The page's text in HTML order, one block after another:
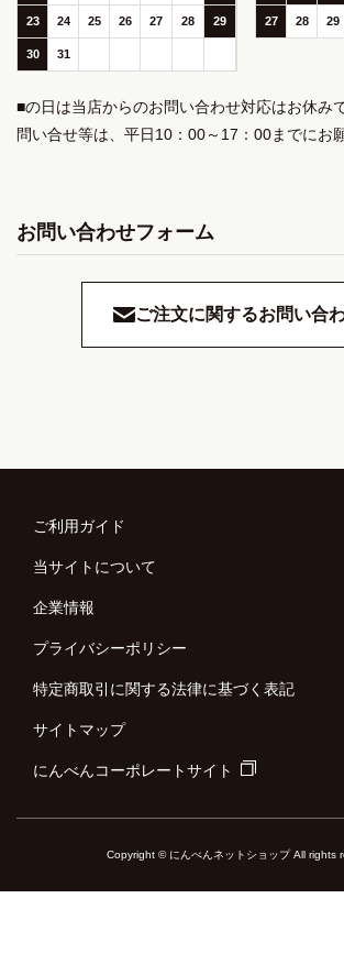
23 24 25 26 27 28 29
30 31
27 28 29
■の日は当店からのお問い合わせ対応はお休み
問い合せ等は、平日10：00～17：00までにお
お問い合わせフォーム
ご注文に関するお問い合
ご利用ガイド
当サイトについて
企業情報
プライバシーポリシー
特定商取引に関する法律に基づく表記
サイトマップ
にんべんコーポレートサイト
Copyright © にんべんネットショップ All rights